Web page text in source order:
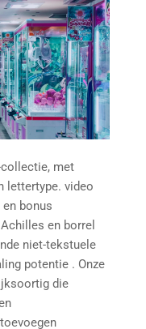
collectie, met
lettertype. video
bonus
en borrel
niet-tekstuele
potentie . Onze
die